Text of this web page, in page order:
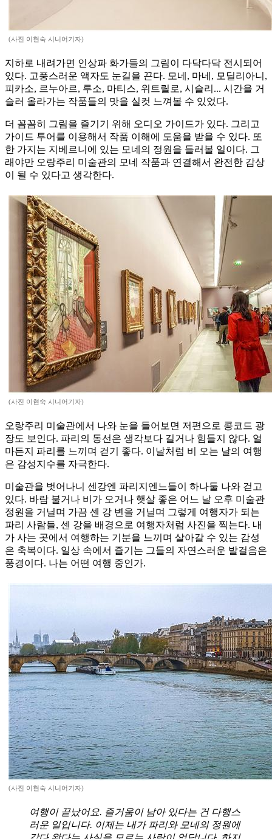
(사진 이현숙 시니어기자)
지하로 내려가면 인상파 화가들의 그림이 다닥다닥 전시되어
있다. 고풍스러운 액자도 눈길을 끈다. 모네, 마네, 모딜리아니,
피카소, 르누아르, 루소, 마티스, 위트릴로, 시슬리... 시간을 거
슬러 올라가는 작품들의 맛을 실컷 느껴볼 수 있었다.
더 꼼꼼히 그림을 즐기기 위해 오디오 가이드가 있다. 그리고
가이드 투어를 이용해서 작품 이해에 도움을 받을 수 있다. 또
한 가지는 지베르니에 있는 모네의 정원을 들러볼 일이다. 그
래야만 오랑주리 미술관의 모네 작품과 연결해서 완전한 감상
이 될 수 있다고 생각한다.
(사진 이현숙 시니어기자)
오랑주리 미술관에서 나와 눈을 들어보면 저편으로 콩코드 광
장도 보인다. 파리의 동선은 생각보다 길거나 힘들지 않다. 얼
마든지 파리를 느끼며 걷기 좋다. 이날처럼 비 오는 날의 여행
은 감성지수를 자극한다.
미술관을 벗어나니 센강엔 파리지엔느들이 하나둘 나와 걷고
있다. 바람 불거나 비가 오거나 햇살 좋은 어느 날 오후 미술관
정원을 거닐며 가끔 센 강 변을 거닐며 그렇게 여행자가 되는
파리 사람들, 센 강을 배경으로 여행자처럼 사진을 찍는다. 내
가 사는 곳에서 여행하는 기분을 느끼며 살아갈 수 있는 감성
은 축복이다. 일상 속에서 즐기는 그들의 자연스러운 발걸음은
풍경이다. 나는 어떤 여행 중인가.
(사진 이현숙 시니어기자)
여행이 끝났어요. 즐거움이 남아 있다는 건 다행스
러운 일입니다. 이제는 내가 파리와 모네의 정원에